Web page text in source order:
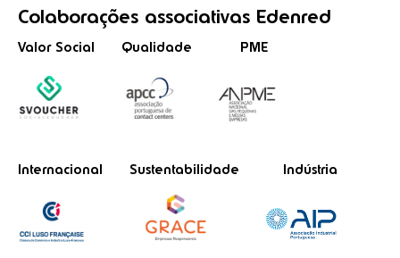
Colaborações associativas Edenred
Valor Social Qualidade PME
Internacional Sustentabilidade Indústria